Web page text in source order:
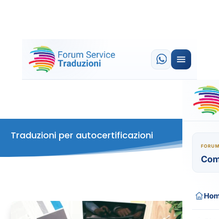
Traduzioni per autocertificazioni